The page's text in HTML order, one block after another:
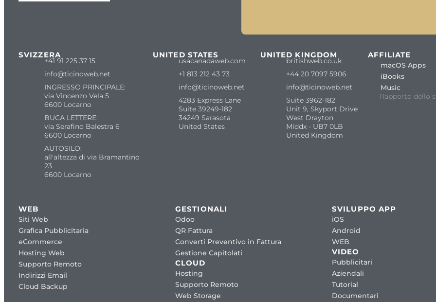
SVIZZERA
+41 91 225 37 15
info@ticinoweb.net
INGRESSO PRINCIPALE:
via Vincenzo Vela 5
6600 Locarno
BUCA LETTERE:
via Serafino Balestra 6
6600 Locarno
AUTOSILO:
all'altezza di via Bramantino
23
6600 Locarno
UNITED STATES
usacanadaweb.com
+1 813 212 43 73
info@ticinoweb.net
4283 Express Lane
Suite 39249-182
34249 Sarasota
United States
UNITED KINGDOM
britishweb.co.uk
+44 20 7097 5906
info@ticinoweb.net
Suite 3962-182
Unit 9, Skyport Drive
West Drayton
Middx - UB7 0LB
United Kingdom
AFFILIATE
macOS Apps
iBooks
Music
Rapporto dello
WEB
Siti Web
Grafica Pubblicitaria
eCommerce
Hosting Web
Supporto Remoto
Indirizzi Email
Cloud Backup
GESTIONALI
Odoo
QR Fattura
Converti Preventivo in Fattura
Gestione Capitolati
CLOUD
Hosting
Supporto Remoto
Web Storage
SVILUPPO APP
iOS
Android
WEB
VIDEO
Pubblicitari
Aziendali
Tutorial
Documentari